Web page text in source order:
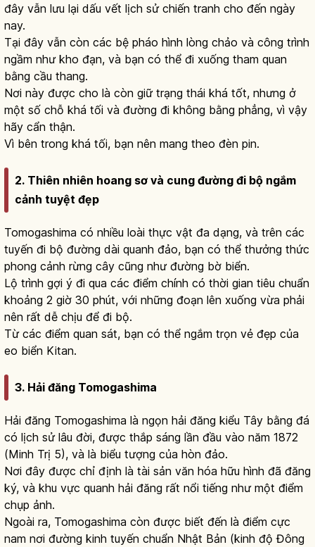
đây vẫn lưu lại dấu vết lịch sử chiến tranh cho đến ngày
nay.
Tại đây vẫn còn các bệ pháo hình lòng chảo và công trình
ngầm như kho đạn, và bạn có thể đi xuống tham quan
bằng cầu thang.
Nơi này được cho là còn giữ trạng thái khá tốt, nhưng ở
một số chỗ khá tối và đường đi không bằng phẳng, vì vậy
hãy cẩn thận.
Vì bên trong khá tối, bạn nên mang theo đèn pin.
2. Thiên nhiên hoang sơ và cung đường đi bộ ngắm
cảnh tuyệt đẹp
Tomogashima có nhiều loài thực vật đa dạng, và trên các
tuyến đi bộ đường dài quanh đảo, bạn có thể thưởng thức
phong cảnh rừng cây cũng như đường bờ biển.
Lộ trình gợi ý đi qua các điểm chính có thời gian tiêu chuẩn
khoảng 2 giờ 30 phút, với những đoạn lên xuống vừa phải
nên rất dễ chịu để đi bộ.
Từ các điểm quan sát, bạn có thể ngắm trọn vẻ đẹp của
eo biển Kitan.
3. Hải đăng Tomogashima
Hải đăng Tomogashima là ngọn hải đăng kiểu Tây bằng đá
có lịch sử lâu đời, được thắp sáng lần đầu vào năm 1872
(Minh Trị 5), và là biểu tượng của hòn đảo.
Nơi đây được chỉ định là tài sản văn hóa hữu hình đã đăng
ký, và khu vực quanh hải đăng rất nổi tiếng như một điểm
chụp ảnh.
Ngoài ra, Tomogashima còn được biết đến là điểm cực
nam nơi đường kinh tuyến chuẩn Nhật Bản (kinh độ Đông